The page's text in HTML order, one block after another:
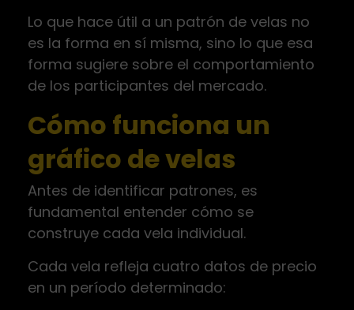
Lo que hace útil a un patrón de velas no
es la forma en sí misma, sino lo que esa
forma sugiere sobre el comportamiento
de los participantes del mercado.
Cómo funciona un
gráfico de velas
Antes de identificar patrones, es
fundamental entender cómo se
construye cada vela individual.
Cada vela refleja cuatro datos de precio
en un período determinado: